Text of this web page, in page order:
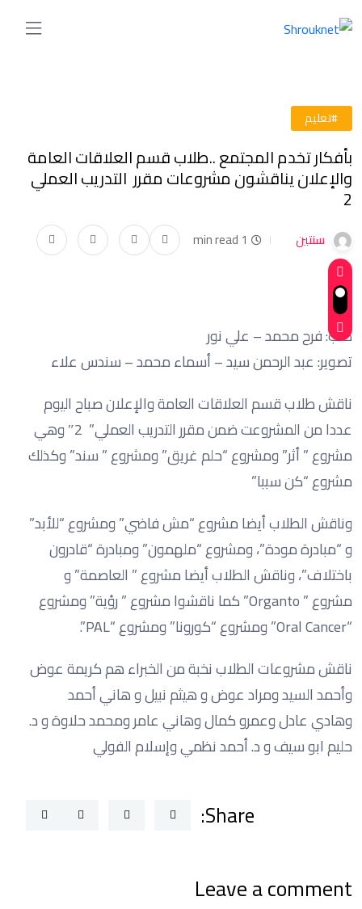
#تعليم
بأفكار تخدم المجتمع ..طلاب قسم العلاقات العامة
والإعلان يناقشون مشروعات مقرر التدريب العملي
2
سنتين 1 min read
كتب: فرح محمد – علي نور
تصوير: عبد الرحمن سيد – أسماء محمد – سندس علاء
ناقش طلاب قسم العلاقات العامة والإعلان صباح اليوم
عددا من المشروعت ضمن مقرر التدريب العملي” 2″ وهي
مشروع ” أثر” ومشروع “حلم غريق” ومشروع ” سند” وكذلك
مشروع “كن سببا”
وناقش الطلاب أيضا مشروع “مش فاضي” ومشروع “للأبد”
و “مبادرة مودة”، ومشروع “ملهمون” ومبادرة “قادرون
باختلاف”، وناقش الطلاب أيضا مشروع ” العاصمة” و
مشروع ” Organto” كما ناقشوا مشروع ” رؤية” ومشروع
“Oral Cancer” ومشروع “كورونا” ومشروع “PAL”.
ناقش مشروعات الطلاب نخبة من الخبراء هم كريمة عوض
وأحمد السيد ومراد عوض و هيثم نبيل و هاني أحمد
وهادي عادل وعمرو كمال وهاني عامر ومحمد حلاوة و د.
حليم ابو سيف و د. أحمد نظمي وإسلام الفولي
Share:
Leave a comment